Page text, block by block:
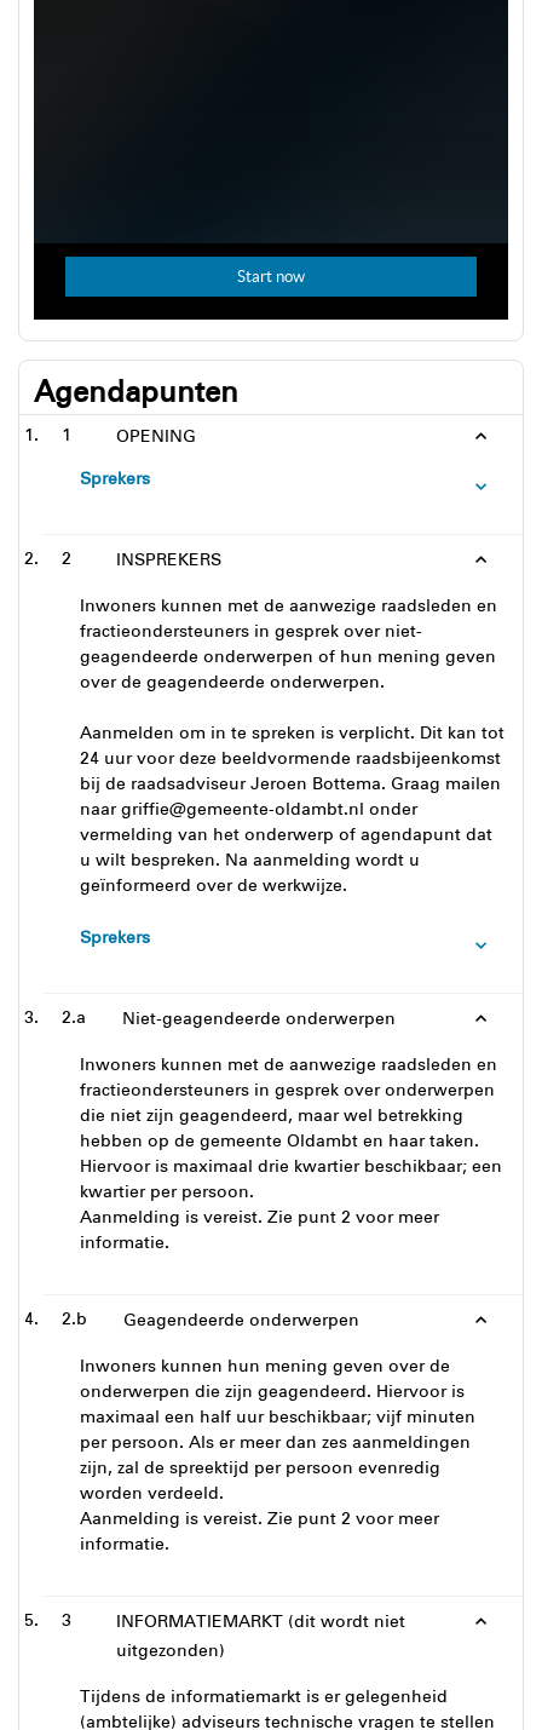
Agendapunten
1 OPENING
Sprekers
2 INSPREKERS
Inwoners kunnen met de aanwezige raadsleden en
fractieondersteuners in gesprek over niet-
geagendeerde onderwerpen of hun mening geven
over de geagendeerde onderwerpen.
Aanmelden om in te spreken is verplicht. Dit kan tot
24 uur voor deze beeldvormende raadsbijeenkomst
bij de raadsadviseur Jeroen Bottema. Graag mailen
naar griffie@gemeente-oldambt.nl onder
vermelding van het onderwerp of agendapunt dat
u wilt bespreken. Na aanmelding wordt u
geïnformeerd over de werkwijze.
Sprekers
2.a Niet-geagendeerde onderwerpen
Inwoners kunnen met de aanwezige raadsleden en
fractieondersteuners in gesprek over onderwerpen
die niet zijn geagendeerd, maar wel betrekking
hebben op de gemeente Oldambt en haar taken.
Hiervoor is maximaal drie kwartier beschikbaar; een
kwartier per persoon.
Aanmelding is vereist. Zie punt 2 voor meer
informatie.
2.b Geagendeerde onderwerpen
Inwoners kunnen hun mening geven over de
onderwerpen die zijn geagendeerd. Hiervoor is
maximaal een half uur beschikbaar; vijf minuten
per persoon. Als er meer dan zes aanmeldingen
zijn, zal de spreektijd per persoon evenredig
worden verdeeld.
Aanmelding is vereist. Zie punt 2 voor meer
informatie.
3
INFORMATIEMARKT (dit wordt niet
uitgezonden)
Tijdens de informatiemarkt is er gelegenheid
(ambtelijke) adviseurs technische vragen te stellen